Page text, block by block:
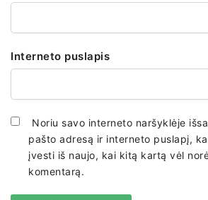
Interneto puslapis
Noriu savo interneto naršyklėje
pašto adresą ir interneto puslapį,
įvesti iš naujo, kai kitą kartą vėl
komentarą.